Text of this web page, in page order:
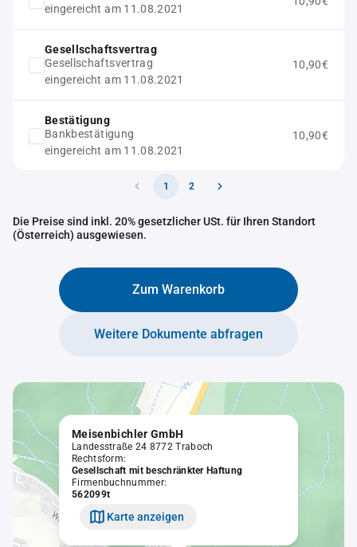
eingereicht am 11.08.2021
Gesellschaftsvertrag
Gesellschaftsvertrag
eingereicht am 11.08.2021
10,90€
Bestätigung
Bankbestätigung
eingereicht am 11.08.2021
10,90€
1 2
Die Preise sind inkl. 20% gesetzlicher USt. für Ihren Standort
(Österreich) ausgewiesen.
Zum Warenkorb
Weitere Dokumente abfragen
Meisenbichler GmbH
Landesstraße 24 8772 Traboch
Rechtsform:
Gesellschaft mit beschränkter Haftung
Firmenbuchnummer:
562099t
Karte anzeigen